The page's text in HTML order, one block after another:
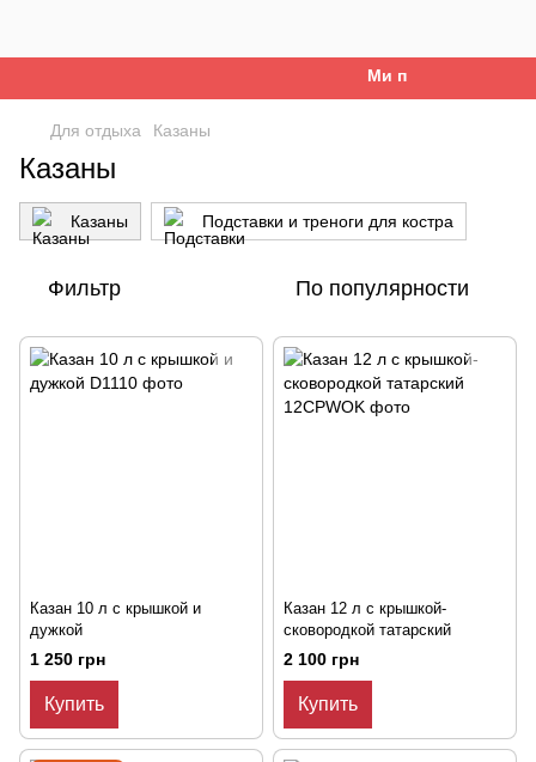
Ми працюємо. Все
Для отдыха Казаны
Казаны
Казаны Подставки и треноги для костра
Фильтр По популярности
Казан 10 л с крышкой и
дужкой
1 250 грн
Купить
Казан 12 л с крышкой-
сковородкой татарский
2 100 грн
Купить